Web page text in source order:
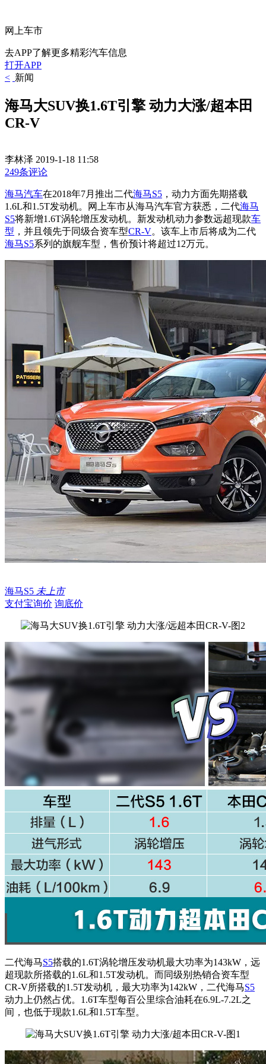
网上车市
去APP了解更多精彩汽车信息
打开APP
< 新闻
海马大SUV换1.6T引擎 动力大涨/超本田
CR-V
李林泽 2019-1-18 11:58
249条评论
海马汽车在2018年7月推出二代海马S5 ，动力方面先期搭载
1.6L和1.5T发动机。网上车市从海马汽车官方获悉，二代海马
S5将新增1.6T涡轮增压发动机。新发动机动力参数远超现款车
型 ，并且领先于同级合资车型CR-V。该车上市后将成为二代
海马S5系列的旗舰车型，售价预计将超过12万元。
海马S5 未上市
支付宝询价 询底价
二代海马S5搭载的1.6T涡轮增压发动机最大功率为143kW，远
超现款所搭载的1.6L和1.5T发动机。而同级别热销合资车型
CR-V所搭载的1.5T发动机，最大功率为142kW，二代海马S5
动力上仍然占优。1.6T车型每百公里综合油耗在6.9L-7.2L之
间，也低于现款1.6L和1.5T车型。